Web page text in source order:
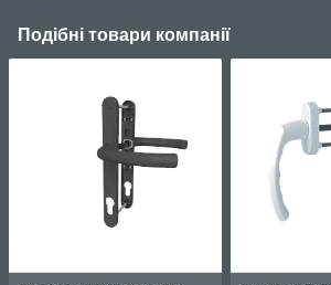
Подібні товари компанії